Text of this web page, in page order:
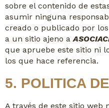
sobre el contenido de
asumir ninguna
creado o publicado por
a un sitio ajeno a
que apruebe este sitio ni
los que hace referencia.
5. POLITICA
A través de este sitio web